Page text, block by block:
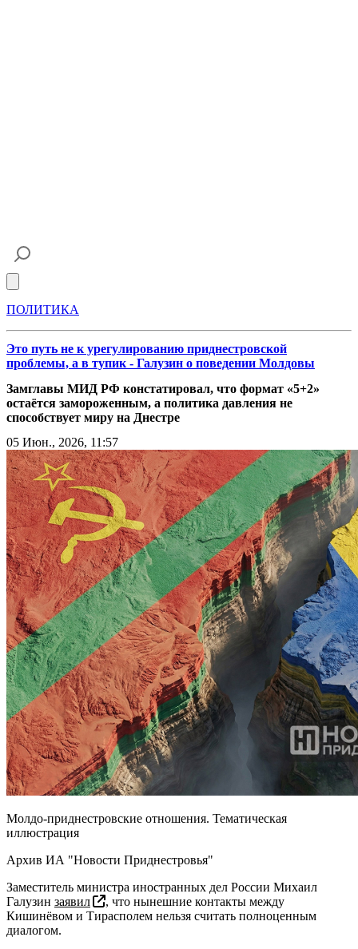
ПОЛИТИКА
Это путь не к урегулированию приднестровской
проблемы, а в тупик - Галузин о поведении Молдовы
Замглавы МИД РФ констатировал, что формат «5+2»
остаётся замороженным, а политика давления не
способствует миру на Днестре
05 Июн., 2026, 11:57
Молдо-приднестровские отношения. Тематическая
иллюстрация
Архив ИА "Новости Приднестровья"
Заместитель министра иностранных дел России Михаил
Галузин заявил
, что нынешние контакты между
Кишинёвом и Тирасполем нельзя считать полноценным
диалогом.